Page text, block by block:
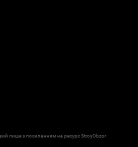
лише з посиланням на ресурс StroyObzor